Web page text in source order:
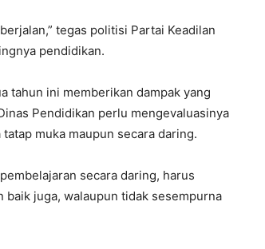
tegas politisi Partai Keadilan
pendidikan.
tahun ini memberikan dampak yang
Pendidikan perlu mengevaluasinya
muka maupun secara daring.
secara daring, harus
juga, walaupun tidak sesempurna